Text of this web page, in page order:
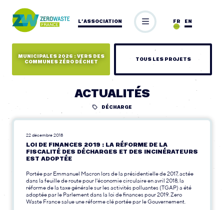
L’ASSOCIATION EN
FR
MUNICIPALES 2026 : VERS DES
COMMUNES ZÉRO DÉCHET
TOUS LES PROJETS
ACTUALITÉS
DÉCHARGE
22 décembre 2018
LOI DE FINANCES 2019 : LA RÉFORME DE LA
FISCALITÉ DES DÉCHARGES ET DES INCINÉRATEURS
EST ADOPTÉE
Portée par Emmanuel Macron lors de la présidentielle de 2017, actée
dans la feuille de route pour l'économie circulaire en avril 2018, la
réforme de la taxe générale sur les activités polluantes (TGAP) a été
adoptée par le Parlement dans la loi de finances pour 2019. Zero
Waste France salue une réforme clé portée par le Gouvernement.